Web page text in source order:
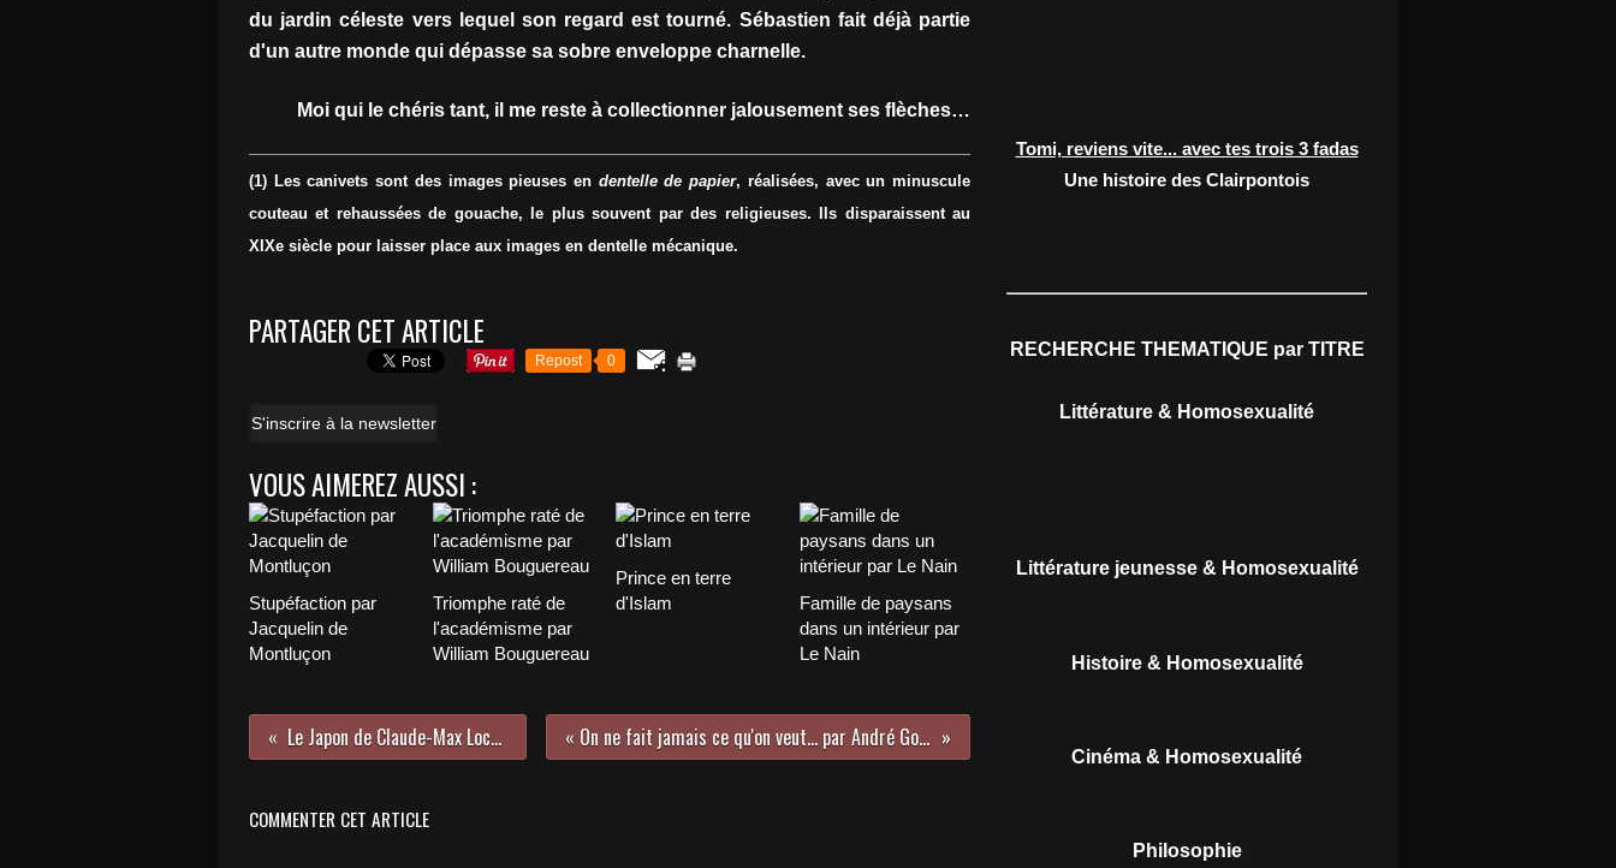
du jardin céleste vers lequel son regard est tourné. Sébastien fait déjà partie
d'un autre monde qui dépasse sa sobre enveloppe charnelle.
Moi qui le chéris tant, il me reste à collectionner jalousement ses flèches…
(1) Les canivets sont des images pieuses en dentelle de papier, réalisées, avec un minuscule
couteau et rehaussées de gouache, le plus souvent par des religieuses. Ils disparaissent au
XIXe siècle pour laisser place aux images en dentelle mécanique.
PARTAGER CET ARTICLE
Repost 0
S'inscrire à la newsletter
VOUS AIMEREZ AUSSI :
Stupéfaction par
Jacquelin de
Montluçon
Triomphe raté de
l'académisme par
William Bouguereau
Prince en terre
d'Islam
Famille de paysans
dans un intérieur par
Le Nain
Le Japon de Claude-Max Lochu « On ne fait jamais ce qu'on veut... par André Gorz
COMMENTER CET ARTICLE
Tomi, reviens vite... avec tes trois 3 fadas
Une histoire des Clairpontois
RECHERCHE THEMATIQUE par TITRE
Littérature & Homosexualité
Littérature jeunesse & Homosexualité
Histoire & Homosexualité
Cinéma & Homosexualité
Philosophie